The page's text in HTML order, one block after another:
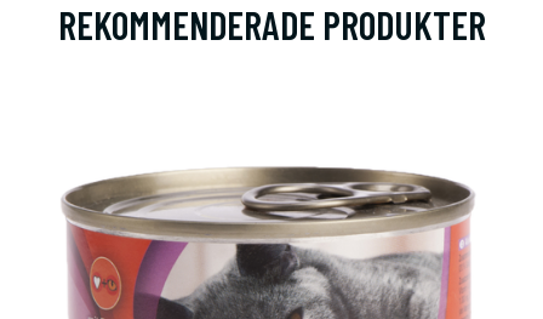
REKOMMENDERADE PRODUKTER